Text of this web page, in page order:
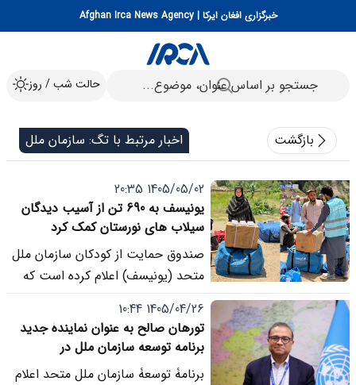
خبرگزاری افغان ایرکا | Afghan Irca News Agency
حالت شب / روز
بازگشت اخبار مرتبط با تگ: سازمان ملل
1405/05/02 20:35
یونیسف به 690 تن از آسیب دیدگان
سیلاب های نورستان کمک کرد
صندوق حمایت از کودکان سازمان ملل
متحد (یونیسف) اعلام کرده است که
برای شماری از آسیب دیدگان سیلاب
های اخیر در ولایت نورستان کمک های
بشردوستانه توزیع کرده است.
1405/04/26 10:44
تورهان صالح به عنوان نمایندۀ جدید
برنامۀ توسعۀ سازمان ملل در
افغانستان کارش را آغاز کرد
برنامۀ توسعۀ سازمان ملل متحد اعلام